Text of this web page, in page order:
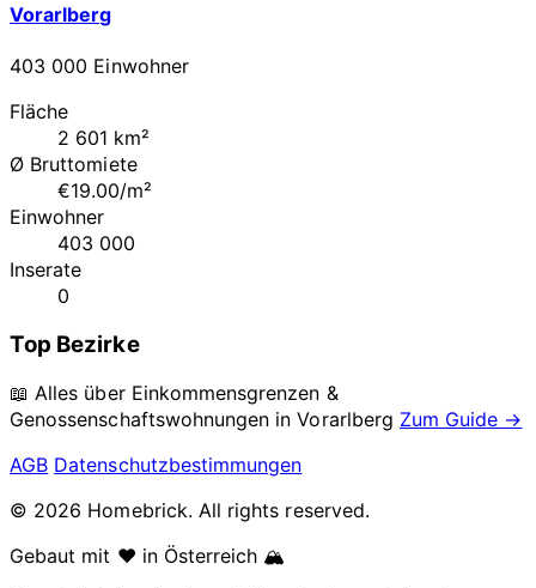
Vorarlberg
403 000 Einwohner
Fläche
2 601 km²
Ø Bruttomiete
€19.00/m²
Einwohner
403 000
Inserate
0
Top Bezirke
📖 Alles über Einkommensgrenzen &
Genossenschaftswohnungen inVorarlberg Zum Guide →
AGB Datenschutzbestimmungen
© 2026 Homebrick. All rights reserved.
Gebaut mit ❤️ in Österreich 🏔️